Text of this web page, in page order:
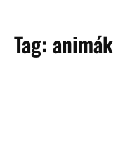
Tag: animák